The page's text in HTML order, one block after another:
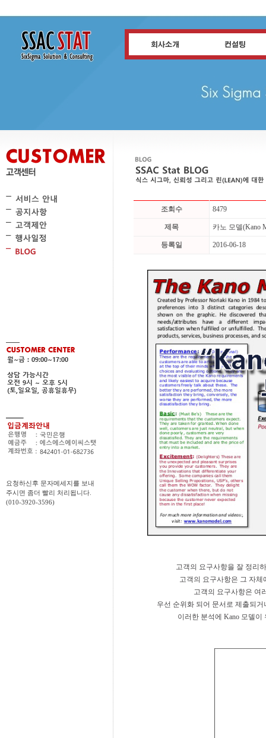
요청하신후 문자메세지를 보내
주시면 좀더 빨리 처리됩니다.
(010-3920-3596)
조회수 8479
제목 카노 모델(Kano
등록일 2016-06-18
고객의 요구사항을 잘 정리
고객의 요구사항은 그 자
고객의 요구사항은 여
우선 순위화 되어 문서로 제출되
이러한 분석에 Kano 모델